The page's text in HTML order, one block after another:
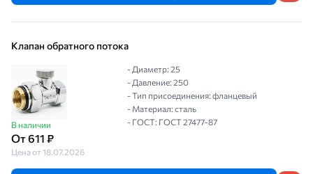
Клапан обратного потока
В наличии
От 611 ₽
Цена от 18.07.2026
- Диаметр: 25
- Давление: 250
- Тип присоединения: фланцевый
- Материал: сталь
- ГОСТ: ГОСТ 27477-87